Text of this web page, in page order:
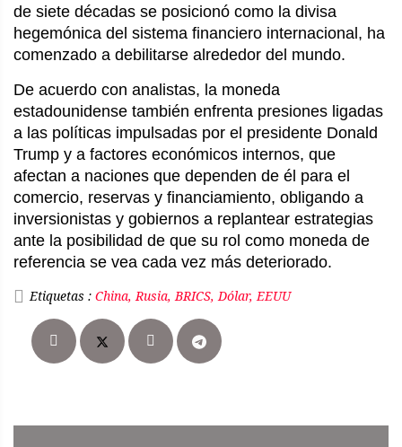
de siete décadas se posicionó como la divisa
hegemónica del sistema financiero internacional, ha
comenzado a debilitarse alrededor del mundo.
De acuerdo con analistas, la moneda
estadounidense también enfrenta presiones ligadas
a las políticas impulsadas por el presidente Donald
Trump y a factores económicos internos, que
afectan a naciones que dependen de él para el
comercio, reservas y financiamiento, obligando a
inversionistas y gobiernos a replantear estrategias
ante la posibilidad de que su rol como moneda de
referencia se vea cada vez más deteriorado.
Etiquetas : China, Rusia, BRICS, Dólar, EEUU